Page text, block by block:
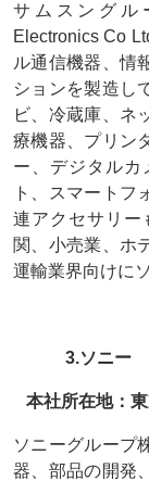
サムスングル
Electronics Co
ル通信機器、情
ションを製造し
ビ、冷蔵庫、ネ
療機器、プリン
ー、デジタルカ
ト、スマートフ
連アクセサリー
関、小売業、ホ
運輸業界向けに
3.ソニー
本社所在地：
ソニーグループ
器、部品の開発